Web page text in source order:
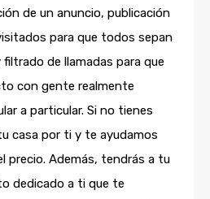
de un anuncio, publicación
para que todos sepan
de llamadas para que
con gente realmente
a particular. Si no tienes
casa por ti y te ayudamos
precio. Además, tendrás a tu
dedicado a ti que te